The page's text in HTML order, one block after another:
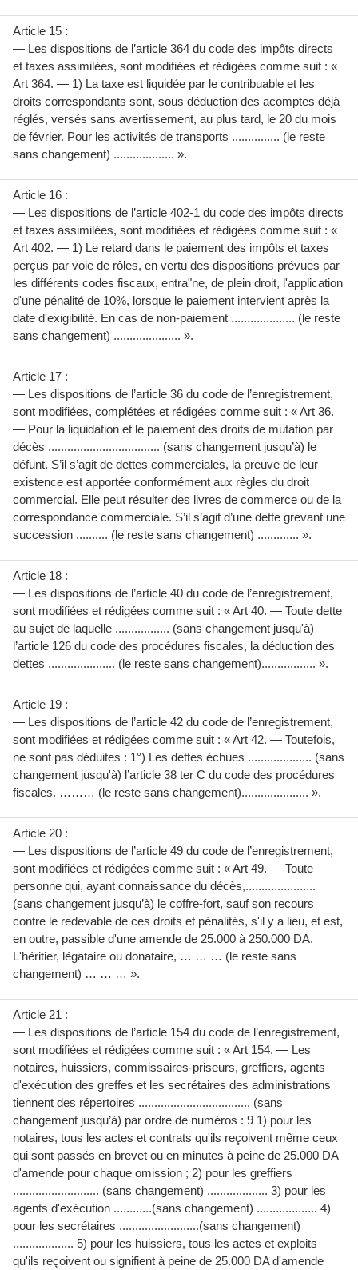
Article 15 :
— Les dispositions de l’article 364 du code des impôts directs
et taxes assimilées, sont modifiées et rédigées comme suit : «
Art 364. — 1) La taxe est liquidée par le contribuable et les
droits correspondants sont, sous déduction des acomptes déjà
réglés, versés sans avertissement, au plus tard, le 20 du mois
de février. Pour les activités de transports ............... (le reste
sans changement) ................... ».
Article 16 :
— Les dispositions de l’article 402-1 du code des impôts directs
et taxes assimilées, sont modifiées et rédigées comme suit : «
Art 402. — 1) Le retard dans le paiement des impôts et taxes
perçus par voie de rôles, en vertu des dispositions prévues par
les différents codes fiscaux, entra"ne, de plein droit, l'application
d'une pénalité de 10%, lorsque le paiement intervient après la
date d'exigibilité. En cas de non-paiement .................... (le reste
sans changement) ..................... ».
Article 17 :
— Les dispositions de l’article 36 du code de l’enregistrement,
sont modifiées, complétées et rédigées comme suit : « Art 36.
— Pour la liquidation et le paiement des droits de mutation par
décès ................................... (sans changement jusqu’à) le
défunt. S’il s’agit de dettes commerciales, la preuve de leur
existence est apportée conformément aux règles du droit
commercial. Elle peut résulter des livres de commerce ou de la
correspondance commerciale. S’il s’agit d’une dette grevant une
succession .......... (le reste sans changement) ............. ».
Article 18 :
— Les dispositions de l’article 40 du code de l’enregistrement,
sont modifiées et rédigées comme suit : « Art 40. — Toute dette
au sujet de laquelle ................. (sans changement jusqu'à)
l’article 126 du code des procédures fiscales, la déduction des
dettes ..................... (le reste sans changement)................. ».
Article 19 :
— Les dispositions de l’article 42 du code de l’enregistrement,
sont modifiées et rédigées comme suit : « Art 42. — Toutefois,
ne sont pas déduites : 1°) Les dettes échues .................... (sans
changement jusqu'à) l’article 38 ter C du code des procédures
fiscales. ……… (le reste sans changement)..................... ».
Article 20 :
— Les dispositions de l’article 49 du code de l’enregistrement,
sont modifiées et rédigées comme suit : « Art 49. — Toute
personne qui, ayant connaissance du décès,......................
(sans changement jusqu’à) le coffre-fort, sauf son recours
contre le redevable de ces droits et pénalités, s'il y a lieu, et est,
en outre, passible d'une amende de 25.000 à 250.000 DA.
L'héritier, légataire ou donataire, … … … (le reste sans
changement) … … … ».
Article 21 :
— Les dispositions de l’article 154 du code de l’enregistrement,
sont modifiées et rédigées comme suit : « Art 154. — Les
notaires, huissiers, commissaires-priseurs, greffiers, agents
d'exécution des greffes et les secrétaires des administrations
tiennent des répertoires ................................... (sans
changement jusqu’à) par ordre de numéros : 9 1) pour les
notaires, tous les actes et contrats qu'ils reçoivent même ceux
qui sont passés en brevet ou en minutes à peine de 25.000 DA
d'amende pour chaque omission ; 2) pour les greffiers
........................... (sans changement) ................... 3) pour les
agents d'exécution ............(sans changement) ................... 4)
pour les secrétaires .........................(sans changement)
................... 5) pour les huissiers, tous les actes et exploits
qu'ils reçoivent ou signifient à peine de 25.000 DA d'amende